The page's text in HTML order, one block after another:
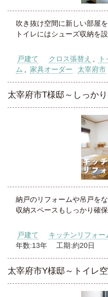
吹き抜け空間に新しい部屋を
トイレにはシューズ収納を設
戸建て クロス張替え
ム
家具オーダー 太宰府市
太宰府市T様邸～しっか
納戸のリフォームや吊戸を
収納スペースもしっかり確保
戸建て キッチンリフォー
年数:13年 工期:約20日
太宰府市Y様邸～トイレ